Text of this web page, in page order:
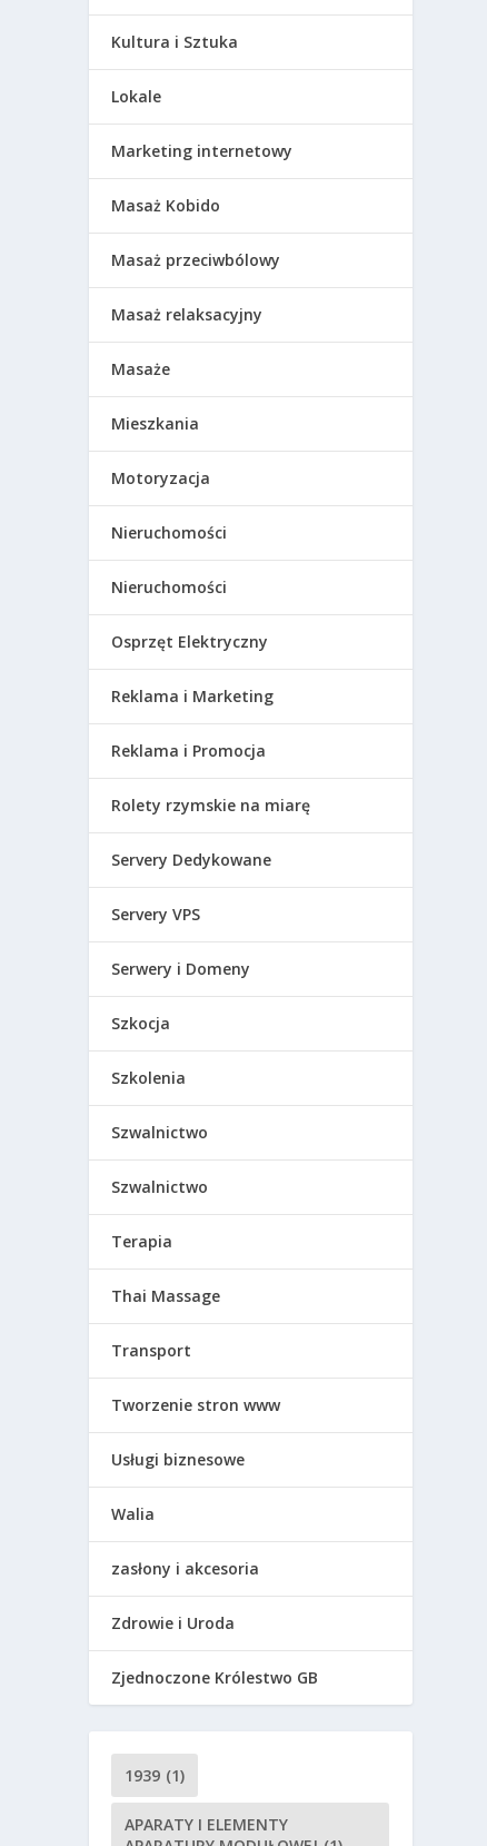
Kultura i Sztuka
Lokale
Marketing internetowy
Masaż Kobido
Masaż przeciwbólowy
Masaż relaksacyjny
Masaże
Mieszkania
Motoryzacja
Nieruchomości
Nieruchomości
Osprzęt Elektryczny
Reklama i Marketing
Reklama i Promocja
Rolety rzymskie na miarę
Servery Dedykowane
Servery VPS
Serwery i Domeny
Szkocja
Szkolenia
Szwalnictwo
Szwalnictwo
Terapia
Thai Massage
Transport
Tworzenie stron www
Usługi biznesowe
Walia
zasłony i akcesoria
Zdrowie i Uroda
Zjednoczone Królestwo GB
1939 (1)
APARATY I ELEMENTY